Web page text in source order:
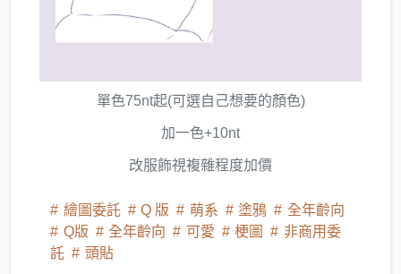
單色75nt起(可選自己想要的顏色)
加一色+10nt
改服飾視複雜程度加價
繪圖委託 Q 版 萌系 塗鴉
全年齡向
Q版
全年齡向 可愛 梗圖
非商用委
託
頭貼